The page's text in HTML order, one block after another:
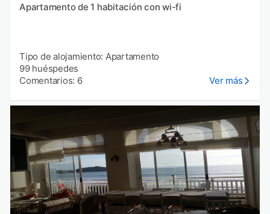
Apartamento de 1 habitación con wi-fi
Tipo de alojamiento: Apartamento
99 huéspedes
Comentarios: 6
Ver más